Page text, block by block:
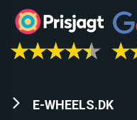
E-WHEELS.DK